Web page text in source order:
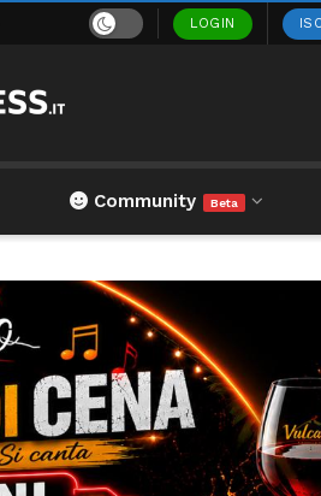
LOGIN
Community Beta